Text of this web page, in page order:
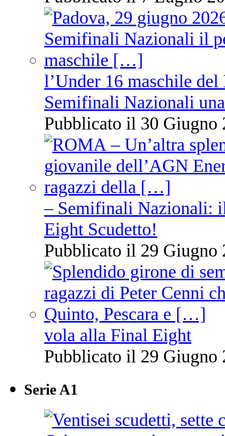
l’Under 16 maschile
Semifinali Nazionali
Pubblicato il 30 Giugno
– Semifinali Nazionali:
Eight Scudetto!
Pubblicato il 29 Giugno
vola alla Final Eight
Pubblicato il 29 Giugno
Serie A1